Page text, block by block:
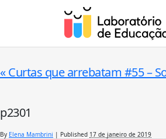
«Curtas que arrebatam #55 –
p2301
By Elena Mambrini | Published 17 de janeiro de 2019